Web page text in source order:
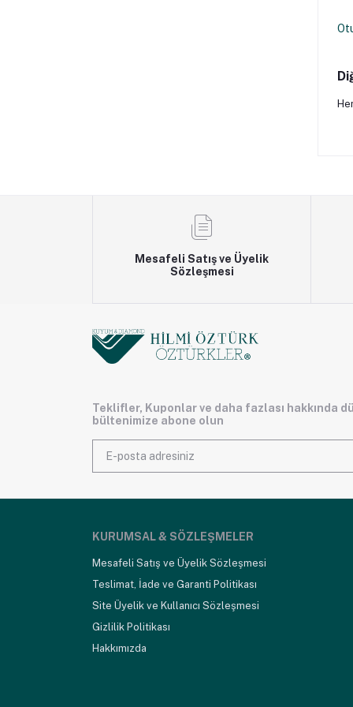
Mesafeli Satış ve Üyelik
Sözleşmesi
Teklifler, Kuponlar ve daha fazlası hakkında
bültenimize abone olun
KURUMSAL & SÖZLEŞMELER
Mesafeli Satış ve Üyelik Sözleşmesi
Teslimat, İade ve Garanti Politikası
Site Üyelik ve Kullanıcı Sözleşmesi
Gizlilik Politikası
Hakkımızda